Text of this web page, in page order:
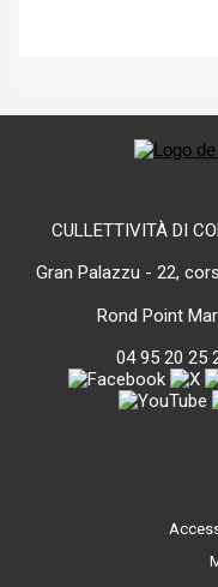
CULLETTIVITÀ DI
Gran Palazzu - 22,
Rond Point
04 95 20 25